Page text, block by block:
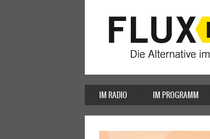
IM RADIO IM PROGRAMM